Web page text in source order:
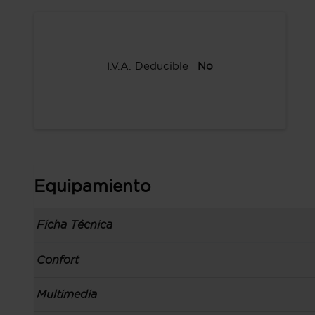
I.V.A. Deducible No
Equipamiento
Ficha Técnica
Información de la versión: número última lista
Carrocería tipo todoterreno con 5 puertas,
Confort
Toma/s de 12v en la zona de carga y los
Multimedia